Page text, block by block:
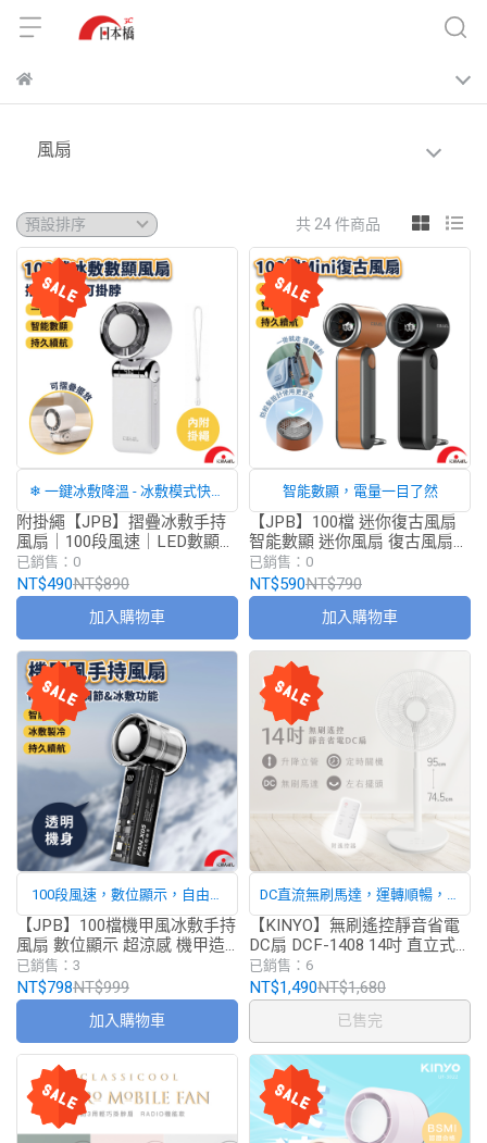
風扇
共 24 件商品
❄ 一鍵冰敷降溫 - 冰敷模式快速
帶來沁涼感，炎熱天氣也能立即
舒適降溫
附掛繩【JPB】摺疊冰敷手持
風扇｜100段風速｜LED數顯｜
Type-C充電 風扇
已銷售：0
NT$490NT$890
加入購物車
智能數顯，電量一目了然
【JPB】100檔 迷你復古風扇
智能數顯 迷你風扇 復古風扇
風扇
已銷售：0
NT$590NT$790
加入購物車
100段風速，數位顯示，自由調
整
【JPB】100檔機甲風冰敷手持
風扇 數位顯示 超涼感 機甲造
型 機甲風扇 手持風扇 風扇
已銷售：3
NT$798NT$999
加入購物車
DC直流無刷馬達，運轉順暢，靜
音省電
【KINYO】無刷遙控靜音省電
DC扇 DCF-1408 14吋 直立式
DC電風扇 電風扇 DC扇
已銷售：6
NT$1,490NT$1,680
已售完